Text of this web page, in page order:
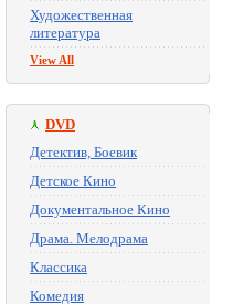
Художественная
литература
View All
DVD
Детектив, Боевик
Детское Кино
Документальное Кино
Драма. Мелодрама
Классика
Комедия